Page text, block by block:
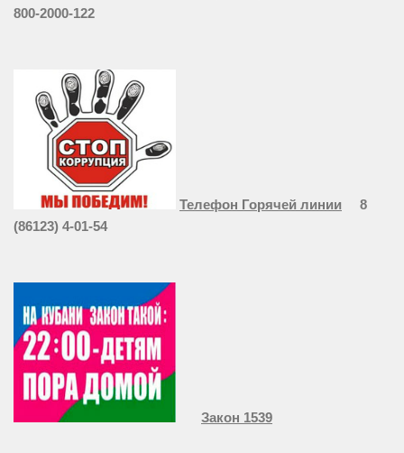
800-2000-122
Телефон Горячей линии
8
(86123) 4-01-54
Закон 1539